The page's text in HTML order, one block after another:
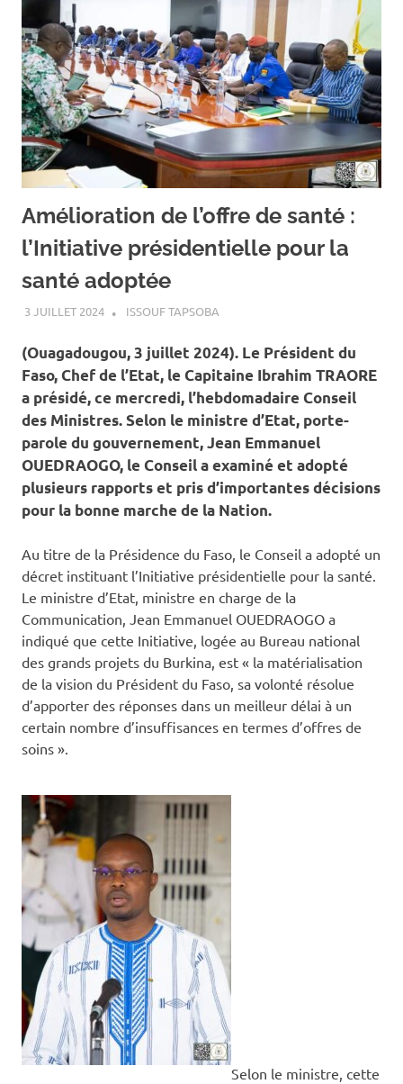
Amélioration de l’offre de santé :
l’Initiative présidentielle pour la
santé adoptée
3 JUILLET 2024 ISSOUF TAPSOBA
(Ouagadougou, 3 juillet 2024). Le Président du
Faso, Chef de l’Etat, le Capitaine Ibrahim TRAORE
a présidé, ce mercredi, l’hebdomadaire Conseil
des Ministres. Selon le ministre d’Etat, porte-
parole du gouvernement, Jean Emmanuel
OUEDRAOGO, le Conseil a examiné et adopté
plusieurs rapports et pris d’importantes décisions
pour la bonne marche de la Nation.
Au titre de la Présidence du Faso, le Conseil a adopté un
décret instituant l’Initiative présidentielle pour la santé.
Le ministre d’Etat, ministre en charge de la
Communication, Jean Emmanuel OUEDRAOGO a
indiqué que cette Initiative, logée au Bureau national
des grands projets du Burkina, est « la matérialisation
de la vision du Président du Faso, sa volonté résolue
d’apporter des réponses dans un meilleur délai à un
certain nombre d’insuffisances en termes d’offres de
soins ».
Selon le ministre, cette